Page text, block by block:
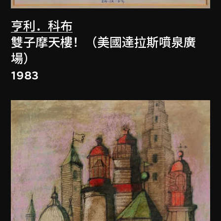
亨利．科布
雙子摩天樓！（美國達拉斯噴泉廣
場）
1983